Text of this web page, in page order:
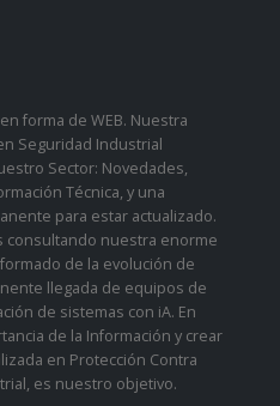
forma de WEB. Nuestra
Seguridad Industrial
Sector: Novedades,
Técnica, y una
para estar actualizado.
consultando nuestra enorme
de la evolución de
llegada de equipos de
de sistemas con iA. En
de la Información y crear
en Protección Contra
es nuestro objetivo.